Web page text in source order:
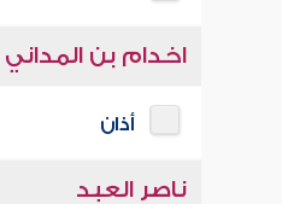
اخدام بن المداني
أذان
ناصر العبد